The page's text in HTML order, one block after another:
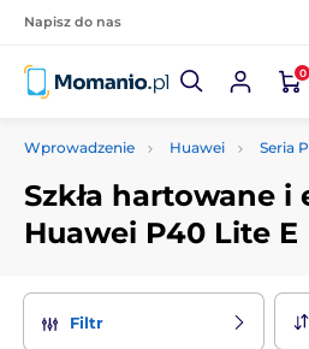
Napisz do nas
0
Wprowadzenie Huawei Seria P
Szkła hartowane i
Huawei P40 Lite E
Filtr